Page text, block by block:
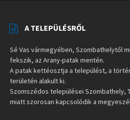
A TELEPÜLÉSRŐL
Sé Vas vármegyében, Szombathelytől
fekszik, az Arany-patak mentén.
A patak kettéosztja a települést, a
területén alakult ki.
Szomszédos települései Szombathely,
miatt szorosan kapcsolódik a